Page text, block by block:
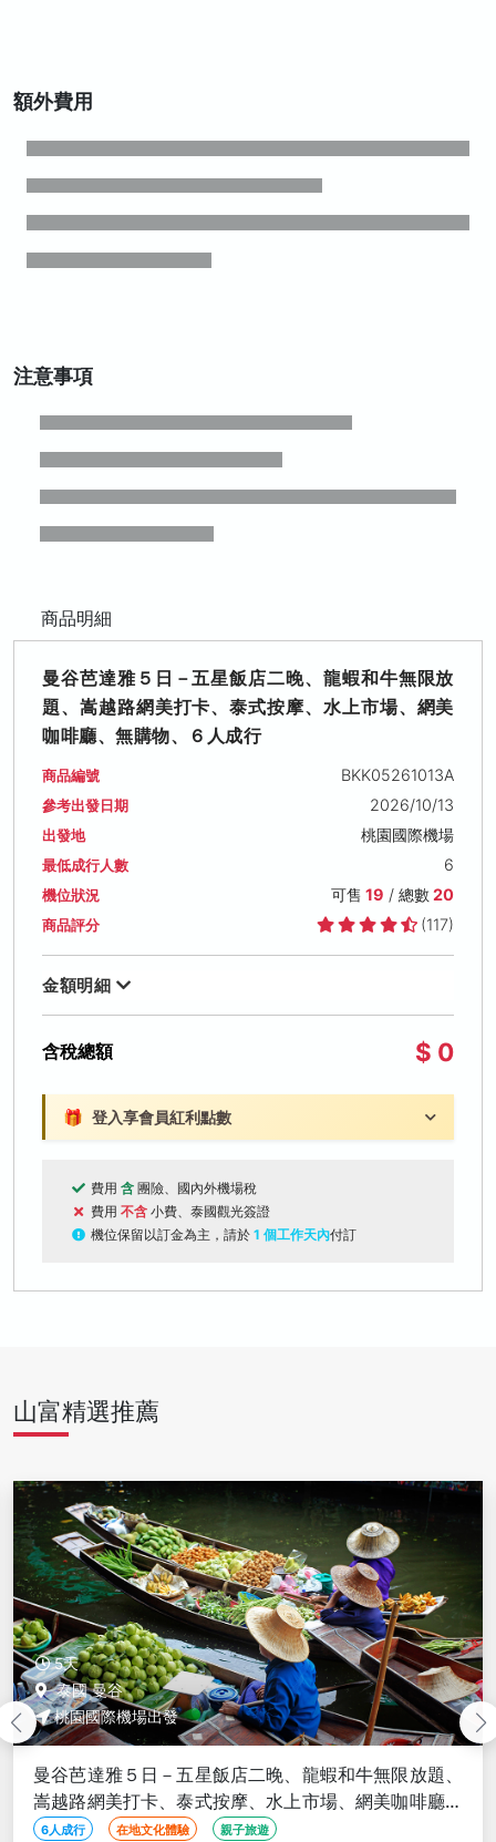
額外費用
注意事項
商品明細
曼谷芭達雅５日－五星飯店二晚、龍蝦和牛無限放
題、嵩越路網美打卡、泰式按摩、水上市場、網美
咖啡廳、無購物、６人成行
商品編號 BKK05261013A
參考出發日期 2026/10/13
出發地 桃園國際機場
最低成行人數 6
機位狀況 可售 19 / 總數20
商品評分 (117)
金額明細
含稅總額 $ 0
🎁 登入享會員紅利點數
費用 含 團險、國內外機場稅
費用 不含 小費、泰國觀光簽證
機位保留以訂金為主，請於 1 個工作天內付訂
山富精選推薦
5天
泰國 曼谷
桃園國際機場出發
曼谷芭達雅５日－五星飯店二晚、龍蝦和牛無限放題、
嵩越路網美打卡、泰式按摩、水上市場、網美咖啡廳、
無購物、６人成行
6人成行 在地文化體驗 親子旅遊